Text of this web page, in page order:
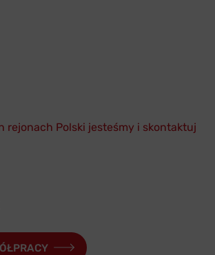
rejonach Polski jesteśmy i skontaktuj